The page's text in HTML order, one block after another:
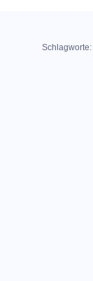
Schlagworte: